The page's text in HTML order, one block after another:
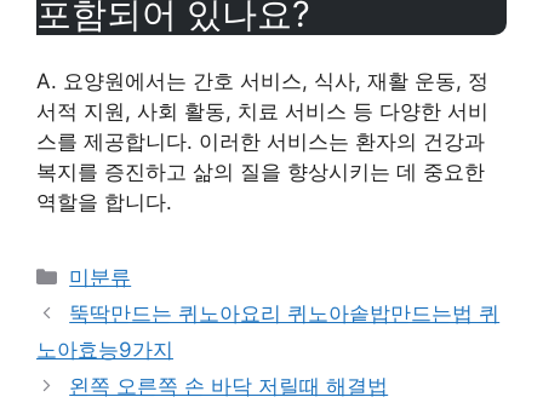
포함되어 있나요?
A. 요양원에서는 간호 서비스, 식사, 재활 운동, 정
서적 지원, 사회 활동, 치료 서비스 등 다양한 서비
스를 제공합니다. 이러한 서비스는 환자의 건강과
복지를 증진하고 삶의 질을 향상시키는 데 중요한
역할을 합니다.
Categories
미분류
뚝딱만드는 퀴노아요리 퀴노아솥밥만드는법 퀴
노아효능9가지
왼쪽 오른쪽 손 바닥 저릴때 해결법